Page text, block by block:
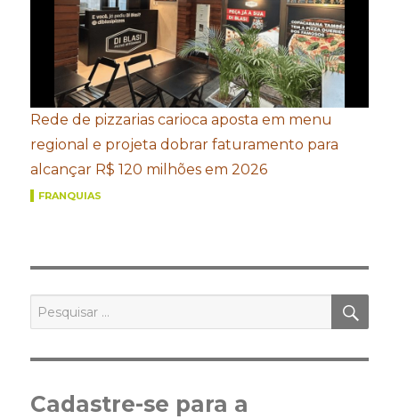
Rede de pizzarias carioca aposta em menu
regional e projeta dobrar faturamento para
alcançar R$ 120 milhões em 2026
FRANQUIAS
por:
Cadastre-se para a